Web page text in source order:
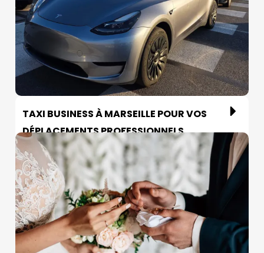
TAXI BUSINESS À MARSEILLE POUR VOS
DÉPLACEMENTS PROFESSIONNELS